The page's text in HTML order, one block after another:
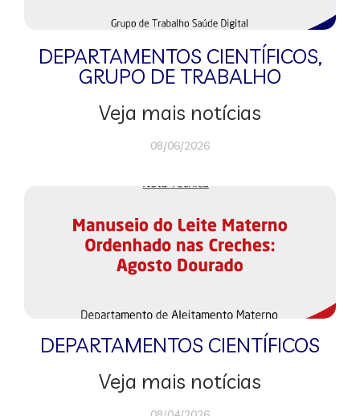
DEPARTAMENTOS CIENTÍFICOS,
GRUPO DE TRABALHO
Veja mais notícias
08/06/2026
DEPARTAMENTOS CIENTÍFICOS
Veja mais notícias